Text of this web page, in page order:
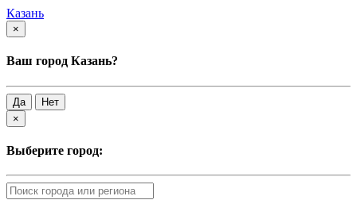
Казань
×
Ваш город Казань?
Да
Нет
×
Выберите город: